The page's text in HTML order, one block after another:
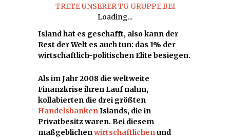
TRETE UNSERER TG GRUPPE BEI
Loading...
Island hat es geschafft, also kann der
Rest der Welt es auch tun: das 1% der
wirtschaftlich-politischen Elite besiegen.
Als im Jahr 2008 die weltweite
Finanzkrise ihren Lauf nahm,
kollabierten die drei größten
HandelsbankenIslands, die in
Privatbesitz waren. Bei diesem
maßgeblichenwirtschaftlichenund